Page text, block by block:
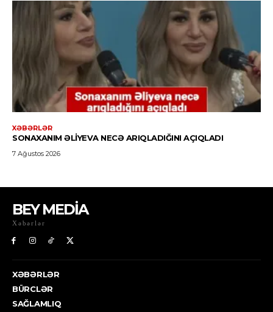
BEY MEDİA
Xəbərlər
XƏBƏRLƏR
BÜRCLƏR
SAĞLAMLIQ